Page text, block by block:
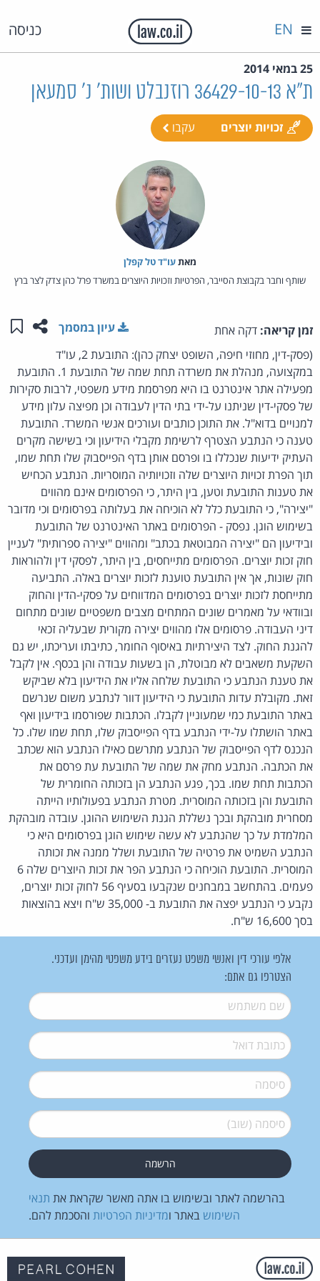
כניסה EN
25 במאי 2014
ת"א 36429-10-13 רוזנבלט ושות' נ' סמעאן
זכויות יוצרים עקבו
מאת‏עו"ד טל קפלן
שותף וחבר בקבוצת הסייבר, הפרטיות וזכויות היוצרים במשרד פרל כהן צדק לצר ברץ
זמן קריאה: דקה אחת שתפו
עיון במסמך
(פסק-דין, מחוזי חיפה, השופט יצחק כהן): התובעת 2, עו"ד
במקצועה, מנהלת את משרדה תחת שמה של התובעת 1. התובעת
מפעילה אתר אינטרנט בו היא מפרסמת מידע משפטי, לרבות סקירות
של פסקי-דין שניתנו על-ידי בתי הדין לעבודה וכן מפיצה עלון מידע
למנויים בדוא"ל. את התוכן כותבים ועורכים אנשי המשרד. התובעת
טענה כי הנתבע הצטרף לרשימת מקבלי הידיעון וכי בשישה מקרים
העתיק ידיעות שנכללו בו ופרסם אותן בדף הפייסבוק שלו תחת שמו,
תוך הפרת זכויות היוצרים שלה וזכויותיה המוסריות. הנתבע הכחיש
את טענות התובעת וטען, בין היתר, כי הפרסומים אינם מהווים
"יצירה", כי התובעת כלל לא הוכיחה את בעלותה בפרסומים וכי מדובר
בשימוש הוגן. נפסק - הפרסומים באתר האינטרנט של התובעת
ובידיעון הם "יצירה המבוטאת בכתב" ומהווים "יצירה ספרותית" לעניין
חוק זכות יוצרים. הפרסומים מתייחסים, בין היתר, לפסקי דין ולהוראות
חוק שונות, אך אין התובעת טוענת לזכות יוצרים באלה. התביעה
מתייחסת לזכות יוצרים בפרסומים המדווחים על פסקי-הדין והחוק
ובוודאי על מאמרים שונים המתחים מצבים משפטיים שונים מתחום
דיני העבודה. פרסומים אלו מהווים יצירה מקורית שבעליה זכאי
להגנת החוק. לצד היצירתיות באיסוף החומר, כתיבתו ועריכתו, יש גם
השקעת משאבים לא מבוטלת, הן בשעות עבודה והן בכסף. אין לקבל
את טענת הנתבע כי התובעת שלחה אליו את הידיעון בלא שביקש
זאת. מקובלת עדות התובעת כי הידיעון דוור לנתבע משום שנרשם
באתר התובעת כמי שמעוניין לקבלו. הכתבות שפורסמו בידיעון ואף
באתר הושתלו על-ידי הנתבע בדף הפייסבוק שלו, תחת שמו שלו. כל
הנכנס לדף הפייסבוק של הנתבע מתרשם כאילו הנתבע הוא שכתב
את הכתבה. הנתבע מחק את שמה של התובעת עת פרסם את
הכתבות תחת שמו. בכך, פגע הנתבע הן בזכותה החומרית של
התובעת והן בזכותה המוסרית. מטרת הנתבע בפעולותיו הייתה
מסחרית מובהקת ובכך נשללת הגנת השימוש ההוגן. עובדה מובהקת
המלמדת על כך שהנתבע לא עשה שימוש הוגן בפרסומים היא כי
הנתבע השמיט את פרטיה של התובעת ושלל ממנה את זכותה
המוסרית. התובעת הוכיחה כי הנתבע הפר את זכות היוצרים שלה 6
פעמים. בהתחשב במבחנים שנקבעו בסעיף 56 לחוק זכות יוצרים,
נקבע כי הנתבע יפצה את התובעת ב- 35,000 ש"ח ויצא בהוצאות
בסך 16,600 ש"ח.
אלפי עורכי דין ואנשי משפט נעזרים בידע משפטי מהימן ועדכני.
הצטרפו גם אתם:
שם משתמש*
דואל*
סיסמה*
סיסמה (שוב)*
בהרשמה לאתר ובשימוש בו אתה מאשר שקראת את תנאי
השימוש באתר ומדיניות הפרטיות והסכמת להם.